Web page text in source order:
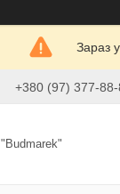
Зараз
+380 (97) 377-88-
"Budmarek"